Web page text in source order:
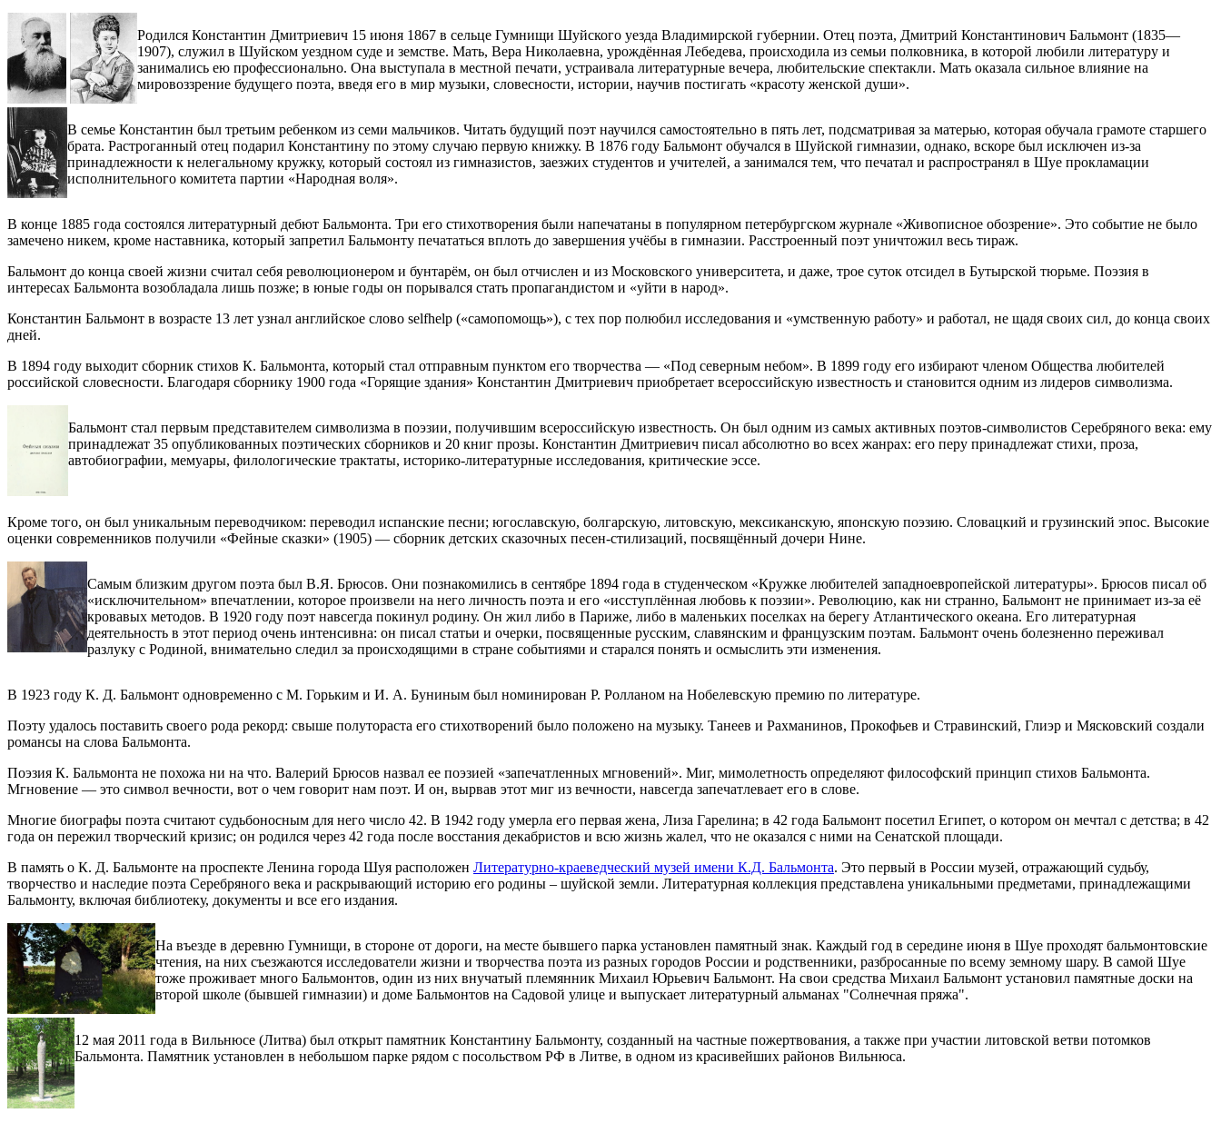
Родился Константин Дмитриевич 15 июня 1867 в сельце Гумнищи Шуйского уезда Владимирской губернии. Отец поэта, Дмитрий Константинович Бальмонт (1835—
1907), служил в Шуйском уездном суде и земстве. Мать, Вера Николаевна, урождённая Лебедева, происходила из семьи полковника, в которой любили литературу и
занимались ею профессионально. Она выступала в местной печати, устраивала литературные вечера, любительские спектакли. Мать оказала сильное влияние на
мировоззрение будущего поэта, введя его в мир музыки, словесности, истории, научив постигать «красоту женской души».
В семье Константин был третьим ребенком из семи мальчиков. Читать будущий поэт научился самостоятельно в пять лет, подсматривая за матерью, которая обучала грамоте старшего
брата. Растроганный отец подарил Константину по этому случаю первую книжку. В 1876 году Бальмонт обучался в Шуйской гимназии, однако, вскоре был исключен из-за
принадлежности к нелегальному кружку, который состоял из гимназистов, заезжих студентов и учителей, а занимался тем, что печатал и распространял в Шуе прокламации
исполнительного комитета партии «Народная воля».
В конце 1885 года состоялся литературный дебют Бальмонта. Три его стихотворения были напечатаны в популярном петербургском журнале «Живописное обозрение». Это событие не было
замечено никем, кроме наставника, который запретил Бальмонту печататься вплоть до завершения учёбы в гимназии. Расстроенный поэт уничтожил весь тираж.
Бальмонт до конца своей жизни считал себя революционером и бунтарём, он был отчислен и из Московского университета, и даже, трое суток отсидел в Бутырской тюрьме. Поэзия в
интересах Бальмонта возобладала лишь позже; в юные годы он порывался стать пропагандистом и «уйти в народ».
Константин Бальмонт в возрасте 13 лет узнал английское слово selfhelp («самопомощь»), с тех пор полюбил исследования и «умственную работу» и работал, не щадя своих сил, до конца своих
дней.
В 1894 году выходит сборник стихов К. Бальмонта, который стал отправным пунктом его творчества — «Под северным небом». В 1899 году его избирают членом Общества любителей
российской словесности. Благодаря сборнику 1900 года «Горящие здания» Константин Дмитриевич приобретает всероссийскую известность и становится одним из лидеров символизма.
Бальмонт стал первым представителем символизма в поэзии, получившим всероссийскую известность. Он был одним из самых активных поэтов-символистов Серебряного века: ему
принадлежат 35 опубликованных поэтических сборников и 20 книг прозы. Константин Дмитриевич писал абсолютно во всех жанрах: его перу принадлежат стихи, проза,
автобиографии, мемуары, филологические трактаты, историко-литературные исследования, критические эссе.
Кроме того, он был уникальным переводчиком: переводил испанские песни; югославскую, болгарскую, литовскую, мексиканскую, японскую поэзию. Словацкий и грузинский эпос. Высокие
оценки современников получили «Фейные сказки» (1905) — сборник детских сказочных песен-стилизаций, посвящённый дочери Нине.
Самым близким другом поэта был В.Я. Брюсов. Они познакомились в сентябре 1894 года в студенческом «Кружке любителей западноевропейской литературы». Брюсов писал об
«исключительном» впечатлении, которое произвели на него личность поэта и его «исступлённая любовь к поэзии». Революцию, как ни странно, Бальмонт не принимает из-за её
кровавых методов. В 1920 году поэт навсегда покинул родину. Он жил либо в Париже, либо в маленьких поселках на берегу Атлантического океана. Его литературная
деятельность в этот период очень интенсивна: он писал статьи и очерки, посвященные русским, славянским и французским поэтам. Бальмонт очень болезненно переживал
разлуку с Родиной, внимательно следил за происходящими в стране событиями и старался понять и осмыслить эти изменения.
В 1923 году К. Д. Бальмонт одновременно с М. Горьким и И. А. Буниным был номинирован Р. Ролланом на Нобелевскую премию по литературе.
Поэту удалось поставить своего рода рекорд: свыше полутораста его стихотворений было положено на музыку. Танеев и Рахманинов, Прокофьев и Стравинский, Глиэр и Мясковский создали
романсы на слова Бальмонта.
Поэзия К. Бальмонта не похожа ни на что. Валерий Брюсов назвал ее поэзией «запечатленных мгновений». Миг, мимолетность определяют философский принцип стихов Бальмонта.
Мгновение — это символ вечности, вот о чем говорит нам поэт. И он, вырвав этот миг из вечности, навсегда запечатлевает его в слове.
Многие биографы поэта считают судьбоносным для него число 42. В 1942 году умерла его первая жена, Лиза Гарелина; в 42 года Бальмонт посетил Египет, о котором он мечтал с детства; в 42
года он пережил творческий кризис; он родился через 42 года после восстания декабристов и всю жизнь жалел, что не оказался с ними на Сенатской площади.
В память о К. Д. Бальмонте на проспекте Ленина города Шуя расположен Литературно-краеведческий музей имени К.Д. Бальмонта. Это первый в России музей, отражающий судьбу,
творчество и наследие поэта Серебряного века и раскрывающий историю его родины – шуйской земли. Литературная коллекция представлена уникальными предметами, принадлежащими
Бальмонту, включая библиотеку, документы и все его издания.
На въезде в деревню Гумнищи, в стороне от дороги, на месте бывшего парка установлен памятный знак. Каждый год в середине июня в Шуе проходят бальмонтовские
чтения, на них съезжаются исследователи жизни и творчества поэта из разных городов России и родственники, разбросанные по всему земному шару. В самой Шуе
тоже проживает много Бальмонтов, один из них внучатый племянник Михаил Юрьевич Бальмонт. На свои средства Михаил Бальмонт установил памятные доски на
второй школе (бывшей гимназии) и доме Бальмонтов на Садовой улице и выпускает литературный альманах "Солнечная пряжа".
12 мая 2011 года в Вильнюсе (Литва) был открыт памятник Константину Бальмонту, созданный на частные пожертвования, а также при участии литовской ветви потомков
Бальмонта. Памятник установлен в небольшом парке рядом с посольством РФ в Литве, в одном из красивейших районов Вильнюса.